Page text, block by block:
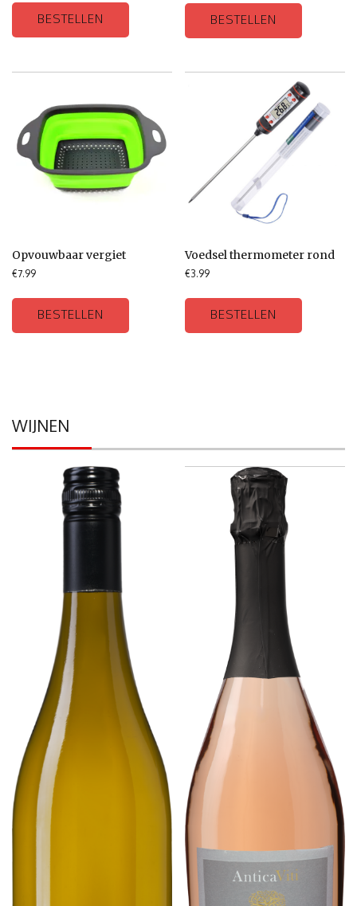
BESTELLEN BESTELLEN
Opvouwbaar vergiet
€7.99
BESTELLEN
Voedsel thermometer rond
€3.99
BESTELLEN
WIJNEN